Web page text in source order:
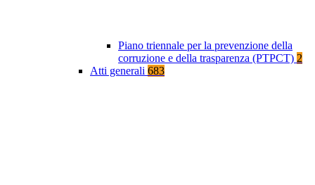
Piano triennale per la prevenzione della
corruzione e della trasparenza (PTPCT) 2
Atti generali 683